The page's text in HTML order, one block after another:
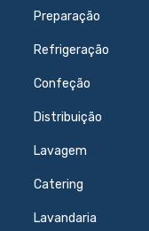
Preparação
Refrigeração
Confeção
Distribuição
Lavagem
Catering
Lavandaria